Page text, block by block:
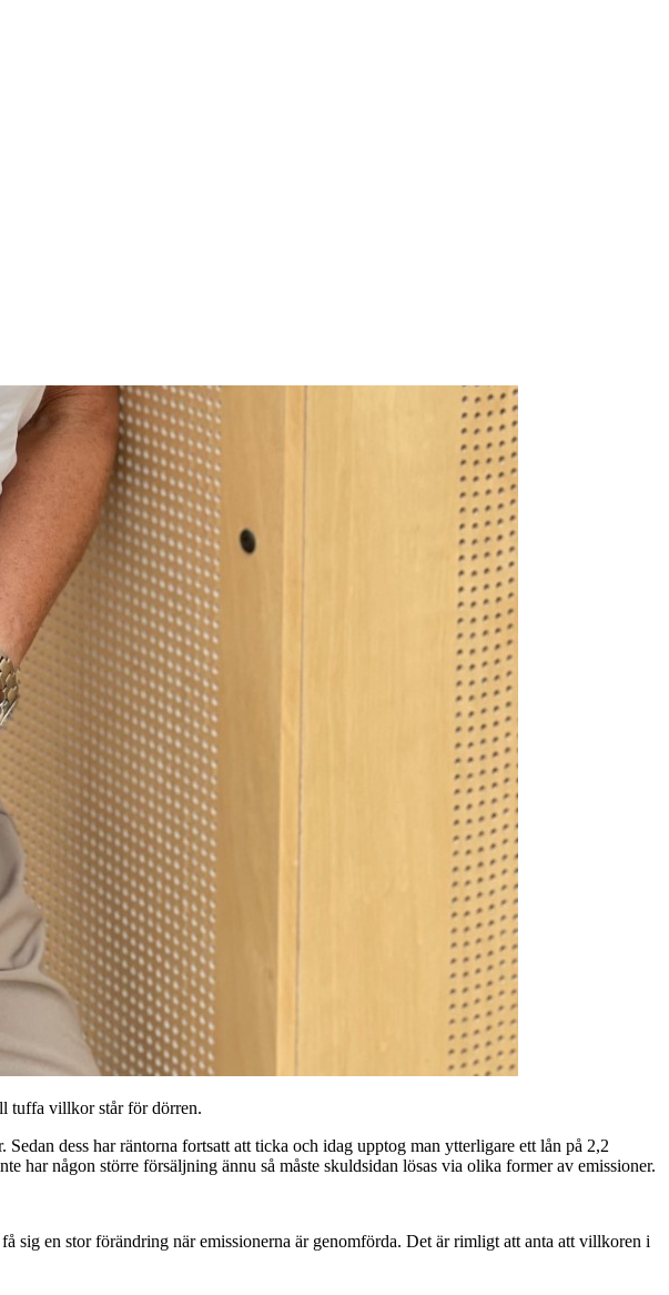
tuffa villkor står för dörren.
dess har räntorna fortsatt att ticka och idag upptog man ytterligare ett lån på 2,2
har någon större försäljning ännu så måste skuldsidan lösas via olika former av emissioner.
en stor förändring när emissionerna är genomförda. Det är rimligt att anta att villkoren i